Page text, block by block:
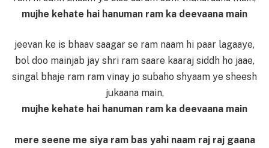
mujhe kehate hai hanuman ram ka deevaana main
jeevan ke is bhaav saagar se ram naam hi paar lagaaye,
bol doo mainjab jay shri ram saare kaaraj siddh ho jaae,
singal bhaje ram ram vinay jo subaho shyaam ye sheesh
jukaana main,
mujhe kehate hai hanuman ram ka deevaana main
mere seene me siya ram bas yahi naam raj raj gaana